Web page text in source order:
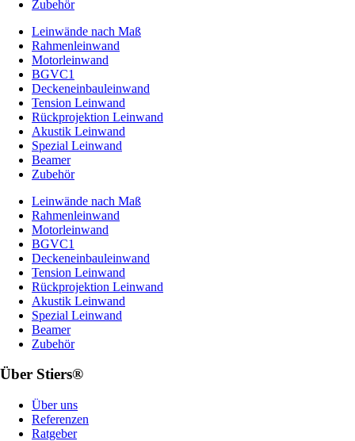
Zubehör
Leinwände nach Maß
Rahmenleinwand
Motorleinwand
BGVC1
Deckeneinbauleinwand
Tension Leinwand
Rückprojektion Leinwand
Akustik Leinwand
Spezial Leinwand
Beamer
Zubehör
Leinwände nach Maß
Rahmenleinwand
Motorleinwand
BGVC1
Deckeneinbauleinwand
Tension Leinwand
Rückprojektion Leinwand
Akustik Leinwand
Spezial Leinwand
Beamer
Zubehör
Über Stiers®
Über uns
Referenzen
Ratgeber